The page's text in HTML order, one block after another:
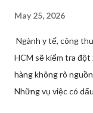
May 25, 2026
Ngành y tế, công
HCM sẽ kiểm tra
hàng không rõ
Những vụ việc có